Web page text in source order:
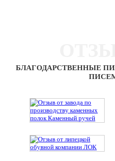
БЛАГОДАРСТВЕННЫЕ